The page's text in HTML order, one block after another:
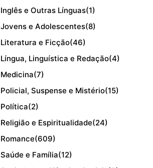
Inglês e Outras Línguas(1)
Jovens e Adolescentes(8)
Literatura e Ficção(46)
Língua, Linguística e Redação(4)
Medicina(7)
Policial, Suspense e Mistério(15)
Política(2)
Religião e Espiritualidade(24)
Romance(609)
Saúde e Família(12)